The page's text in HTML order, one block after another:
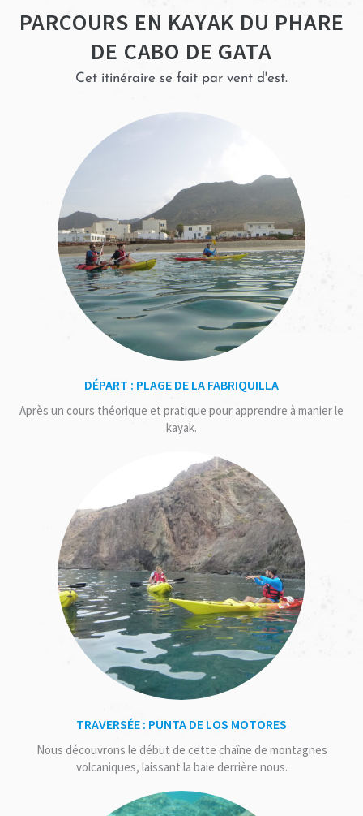
PARCOURS EN KAYAK DU PHARE
DE CABO DE GATA
Cet itinéraire se fait par vent d'est.
DÉPART : PLAGE DE LA FABRIQUILLA
Après un cours théorique et pratique pour apprendre à manier le
kayak.
TRAVERSÉE : PUNTA DE LOS MOTORES
Nous découvrons le début de cette chaîne de montagnes
volcaniques, laissant la baie derrière nous.